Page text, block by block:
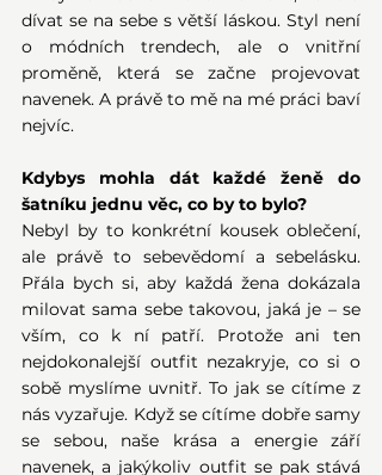
dívat se na sebe s větší láskou. Styl není
o módních trendech, ale o vnitřní
proměně, která se začne projevovat
navenek. A právě to mě na mé práci baví
nejvíc.
Kdybys mohla dát každé ženě do
šatníku jednu věc, co by to bylo?
Nebyl by to konkrétní kousek oblečení,
ale právě to sebevědomí a sebelásku.
Přála bych si, aby každá žena dokázala
milovat sama sebe takovou, jaká je – se
vším, co k ní patří. Protože ani ten
nejdokonalejší outfit nezakryje, co si o
sobě myslíme uvnitř. To jak se cítíme z
nás vyzařuje. Když se cítíme dobře samy
se sebou, naše krása a energie září
navenek, a jakýkoliv outfit se pak stává